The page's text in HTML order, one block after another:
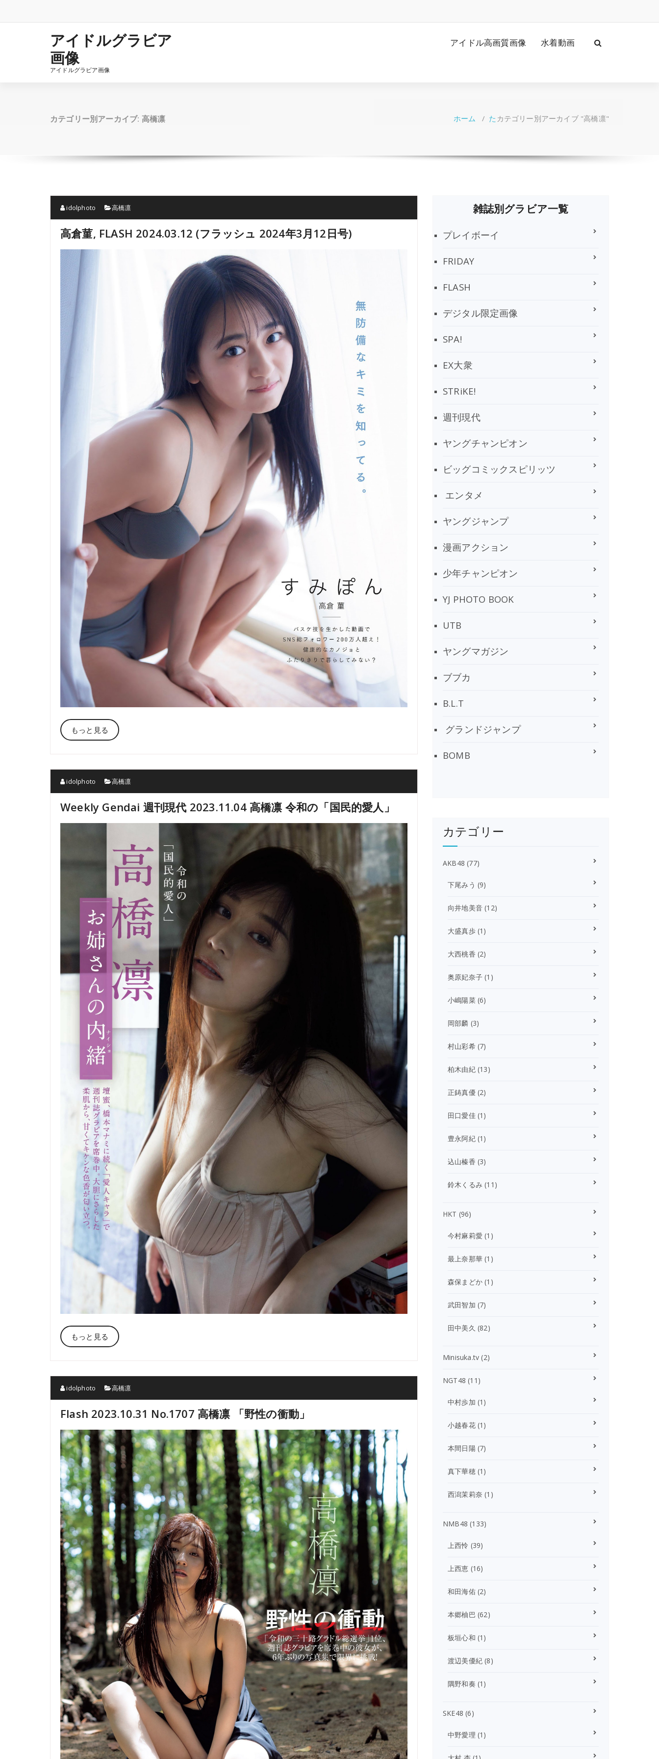
テ
アイドルグラビア
画像
アイドルグラビア画像
アイドル高画質画像 水着動画
カテゴリー別アーカイブ: 高橋凛 ホーム / た カテゴリー別アーカイブ "高橋凛"
idolphoto 高橋凛
高倉菫, FLASH 2024.03.12 (フラッシュ 2024年3月12日号)
もっと見る
idolphoto 高橋凛
Weekly Gendai 週刊現代 2023.11.04 高橋凛 令和の「国民的愛人」
もっと見る
idolphoto 高橋凛
Flash 2023.10.31 No.1707 高橋凛 「野性の衝動」
雑誌別グラビア一覧
プレイボーイ
FRIDAY
FLASH
デジタル限定画像
SPA!
EX大衆
STRiKE!
週刊現代
ヤングチャンピオン
ビッグコミックスピリッツ
エンタメ
ヤングジャンプ
漫画アクション
少年チャンピオン
YJ PHOTO BOOK
UTB
ヤングマガジン
ブブカ
B.L.T
グランドジャンプ
BOMB
カテゴリー
AKB48 (77)
下尾みう (9)
向井地美音 (12)
大盛真歩(1)
大西桃香 (2)
奥原妃奈子 (1)
小嶋陽菜(6)
岡部麟 (3)
村山彩希(7)
柏木由紀(13)
正鋳真優(2)
田口愛佳(1)
豊永阿紀(1)
込山榛香 (3)
鈴木くるみ (11)
HKT (96)
今村麻莉愛 (1)
最上奈那華 (1)
森保まどか (1)
武田智加 (7)
田中美久 (82)
Minisuka.tv (2)
NGT48 (11)
中村歩加 (1)
小越春花(1)
本間日陽(7)
真下華穂(1)
西潟茉莉奈 (1)
NMB48 (133)
上西怜 (39)
上西恵 (16)
和田海佑(2)
本郷柚巴 (62)
板垣心和 (1)
渡辺美優紀 (8)
隅野和奏 (1)
SKE48 (6)
中野愛理 (1)